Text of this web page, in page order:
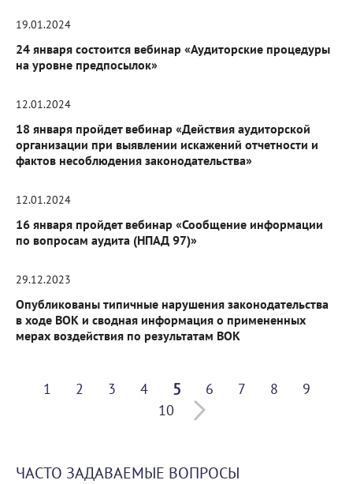
19.01.2024
24 января состоится вебинар «Аудиторские процедуры
на уровне предпосылок»
12.01.2024
18 января пройдет вебинар «Действия аудиторской
организации при выявлении искажений отчетности и
фактов несоблюдения законодательства»
12.01.2024
16 января пройдет вебинар «Сообщение информации
по вопросам аудита (НПАД 97)»
29.12.2023
Опубликованы типичные нарушения законодательства
в ходе ВОК и сводная информация о примененных
мерах воздействия по результатам ВОК
1 2 3 4 5 6 7 8
9
10
ЧАСТО ЗАДАВАЕМЫЕ ВОПРОСЫ